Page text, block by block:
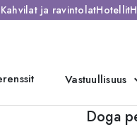
Kahvilat ja ravintolatHotellit
Vastuullisuus
Doga